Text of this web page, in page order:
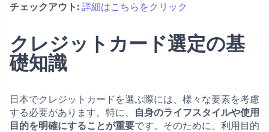
チェックアウト: 詳細はこちらをクリック
クレジットカード選定の基
礎知識
日本でクレジットカードを選ぶ際には、様々な要素を考慮
する必要があります。特に、
自身のライフスタイルや使用
目的を明確にすることが重要です。そのために、利用目的